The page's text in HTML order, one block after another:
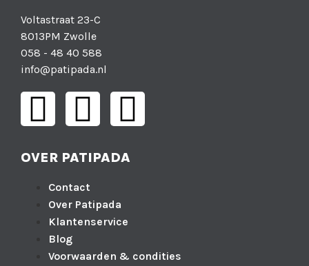
Voltastraat 23-C
8013PM Zwolle
058 - 48 40 588
info@patipada.nl
OVER PATIPADA
Contact
Over Patipada
Klantenservice
Blog
Voorwaarden & condities